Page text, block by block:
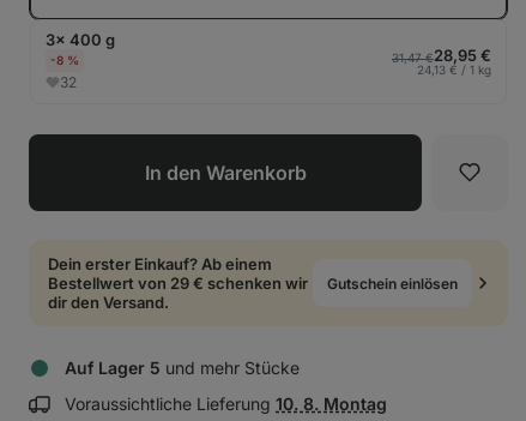
3× 400 g
-8 %
32
31,47 €28,95 €
24,13 € / 1 kg
In den Warenkorb
Dein erster Einkauf? Ab einem
Bestellwert von 29 € schenken wir
dir den Versand.
Gutschein einlösen
Auf Lager 5 und mehr Stücke
Voraussichtliche Lieferung Lieferinformationen
10. 8. Montag